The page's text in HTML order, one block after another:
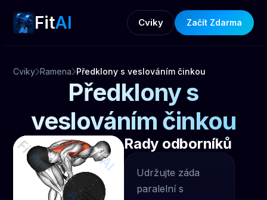
FitAI Cviky Začít Zdarma
Cviky Ramena Předklony s veslováním činkou
Předklony s
veslováním činkou
Rady odborníků
Udržujte záda
paralelní s